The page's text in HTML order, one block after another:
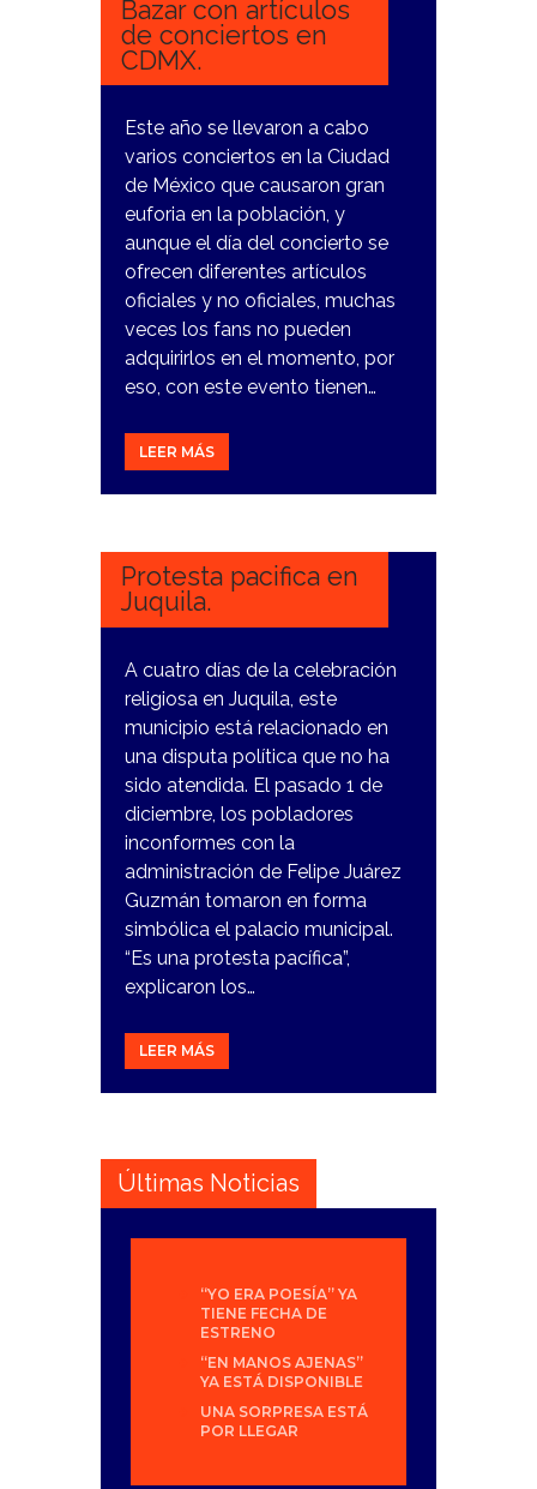
Bazar con artículos
de conciertos en
CDMX.
Este año se llevaron a cabo
varios conciertos en la Ciudad
de México que causaron gran
euforia en la población, y
aunque el día del concierto se
ofrecen diferentes artículos
oficiales y no oficiales, muchas
veces los fans no pueden
adquirirlos en el momento, por
eso, con este evento tienen…
LEER MÁS
4
Protesta pacifica en
Juquila.
A cuatro días de la celebración
religiosa en Juquila, este
municipio está relacionado en
una disputa política que no ha
sido atendida. El pasado 1 de
diciembre, los pobladores
inconformes con la
administración de Felipe Juárez
Guzmán tomaron en forma
simbólica el palacio municipal.
“Es una protesta pacífica”,
explicaron los…
LEER MÁS
Últimas Noticias
“YO ERA POESÍA” YA
TIENE FECHA DE
ESTRENO
“EN MANOS AJENAS”
YA ESTÁ DISPONIBLE
UNA SORPRESA ESTÁ
POR LLEGAR